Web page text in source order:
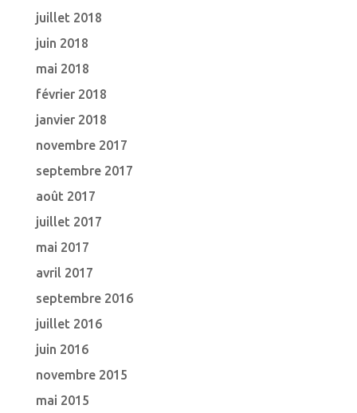
juillet 2018
juin 2018
mai 2018
février 2018
janvier 2018
novembre 2017
septembre 2017
août 2017
juillet 2017
mai 2017
avril 2017
septembre 2016
juillet 2016
juin 2016
novembre 2015
mai 2015